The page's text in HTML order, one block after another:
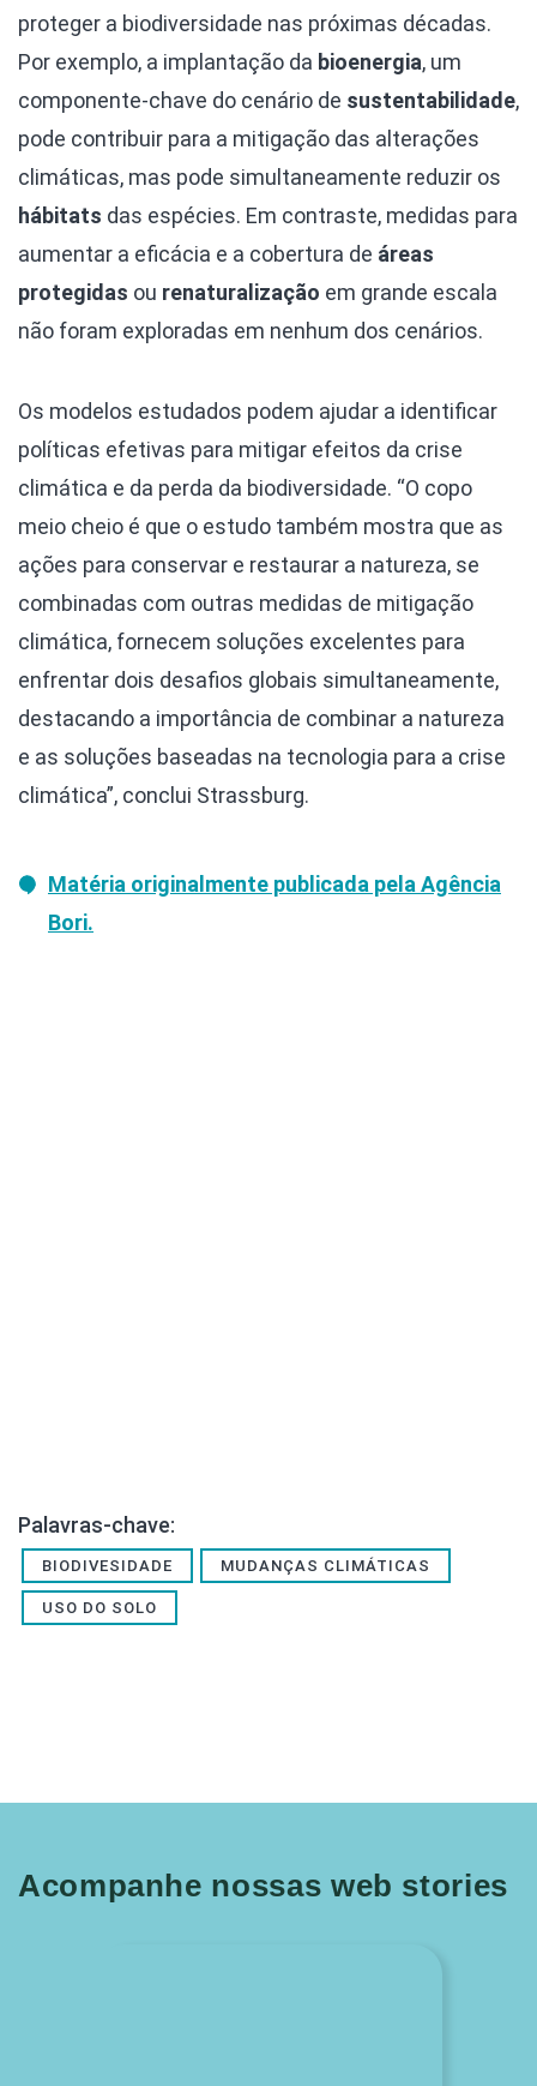
proteger a biodiversidade nas próximas décadas.
Por exemplo, a implantação da bioenergia, um
componente-chave do cenário de sustentabilidade,
pode contribuir para a mitigação das alterações
climáticas, mas pode simultaneamente reduzir os
hábitats das espécies. Em contraste, medidas para
aumentar a eficácia e a cobertura de áreas
protegidas ou renaturalização em grande escala
não foram exploradas em nenhum dos cenários.
Os modelos estudados podem ajudar a identificar
políticas efetivas para mitigar efeitos da crise
climática e da perda da biodiversidade. “O copo
meio cheio é que o estudo também mostra que as
ações para conservar e restaurar a natureza, se
combinadas com outras medidas de mitigação
climática, fornecem soluções excelentes para
enfrentar dois desafios globais simultaneamente,
destacando a importância de combinar a natureza
e as soluções baseadas na tecnologia para a crise
climática”, conclui Strassburg.
Matéria originalmente publicada pela Agência
Bori.
Palavras-chave:
BIODIVESIDADE MUDANÇAS CLIMÁTICAS
USO DO SOLO
Acompanhe nossas web stories